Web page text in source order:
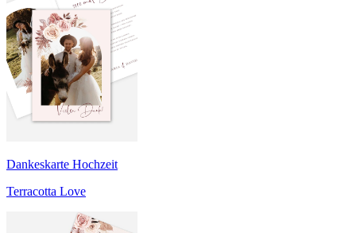
Dankeskarte Hochzeit
Terracotta Love